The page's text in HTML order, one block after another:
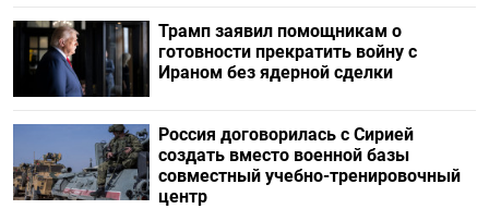
Трамп заявил помощникам о
готовности прекратить войну с
Ираном без ядерной сделки
Россия договорилась с Сирией
создать вместо военной базы
совместный учебно-тренировочный
центр